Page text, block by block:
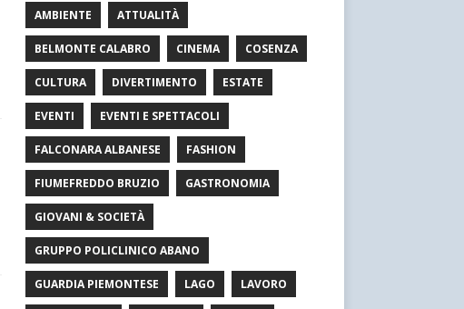
AMBIENTE ATTUALITÀ
BELMONTE CALABRO CINEMA COSENZA
CULTURA DIVERTIMENTO ESTATE
EVENTI EVENTI E SPETTACOLI
FALCONARA ALBANESE FASHION
FIUMEFREDDO BRUZIO GASTRONOMIA
GIOVANI & SOCIETÀ
GRUPPO POLICLINICO ABANO
GUARDIA PIEMONTESE LAGO LAVORO